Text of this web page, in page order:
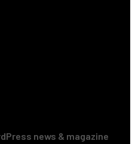
news & magazine